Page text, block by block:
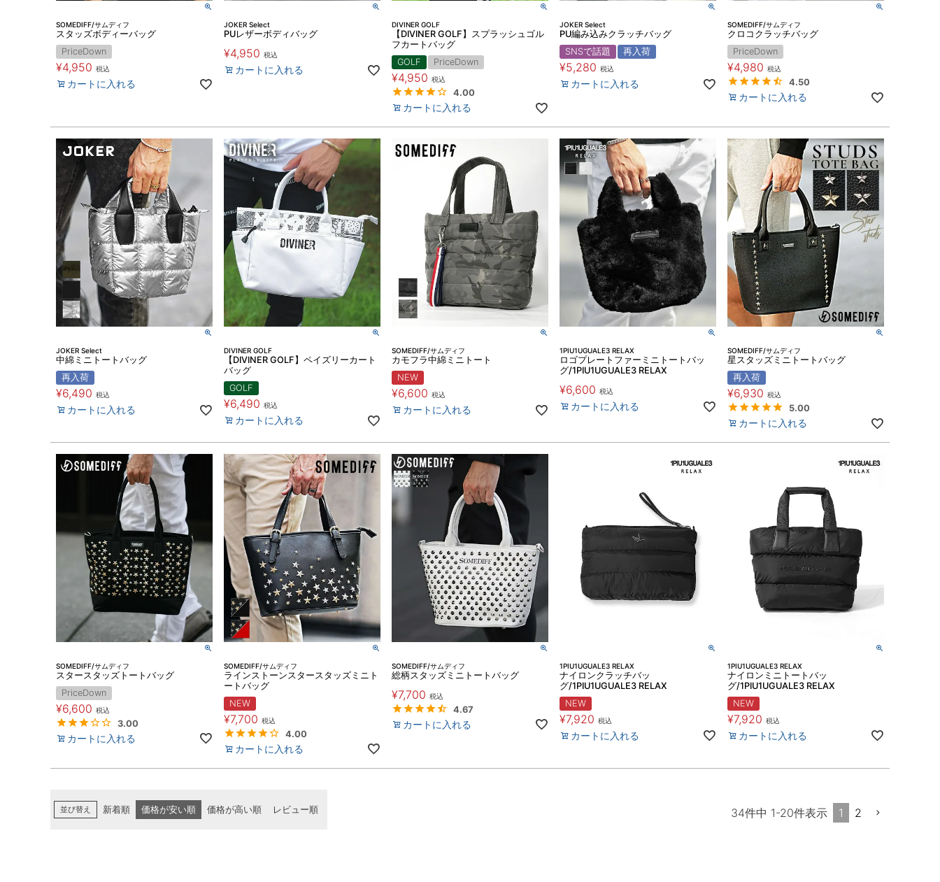
SOMEDIFF/サムディフ
スタッズボディーバッグ
PriceDown
¥4,950 税込
カートに入れる
JOKER Select
PUレザーボディバッグ
¥4,950 税込
カートに入れる
DIVINER GOLF
【DIVINER GOLF】スプラッシュゴル
フカートバッグ
GOLF
PriceDown
¥4,950 税込
4.00
カートに入れる
JOKER Select
PU編み込みクラッチバッグ
SNSで話題
再入荷
¥5,280 税込
カートに入れる
SOMEDIFF/サムディフ
クロコクラッチバッグ
PriceDown
¥4,980 税込
4.50
カートに入れる
JOKER Select
中綿ミニトートバッグ
再入荷
¥6,490 税込
カートに入れる
DIVINER GOLF
【DIVINER GOLF】ペイズリーカート
バッグ
GOLF
¥6,490 税込
カートに入れる
SOMEDIFF/サムディフ
カモフラ中綿ミニトート
NEW
¥6,600 税込
カートに入れる
1PIU1UGUALE3 RELAX
ロゴプレートファーミニトートバッ
グ/1PIU1UGUALE3 RELAX
¥6,600 税込
カートに入れる
SOMEDIFF/サムディフ
星スタッズミニトートバッグ
再入荷
¥6,930 税込
5.00
カートに入れる
SOMEDIFF/サムディフ
スタースタッズトートバッグ
PriceDown
¥6,600 税込
3.00
カートに入れる
SOMEDIFF/サムディフ
ラインストーンスタースタッズミニト
ートバッグ
NEW
¥7,700 税込
4.00
カートに入れる
SOMEDIFF/サムディフ
総柄スタッズミニトートバッグ
¥7,700 税込
4.67
カートに入れる
1PIU1UGUALE3 RELAX
ナイロンクラッチバッ
グ/1PIU1UGUALE3 RELAX
NEW
¥7,920 税込
カートに入れる
1PIU1UGUALE3 RELAX
ナイロンミニトートバッ
グ/1PIU1UGUALE3 RELAX
NEW
¥7,920 税込
カートに入れる
並び替え 新着順 価格が安い順 価格が高い順 レビュー順 34件中 1-20件表示 1 2